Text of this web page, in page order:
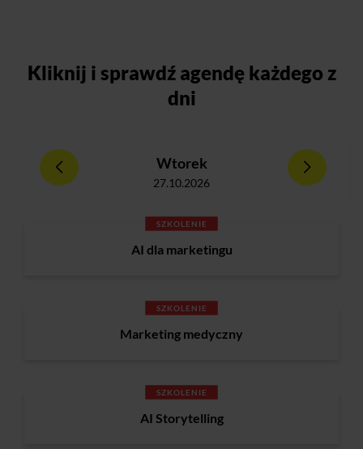
Kliknij i sprawdź agendę każdego z
dni
Wtorek
27.10.2026
SZKOLENIE
AI dla marketingu
SZKOLENIE
Marketing medyczny
SZKOLENIE
AI Storytelling